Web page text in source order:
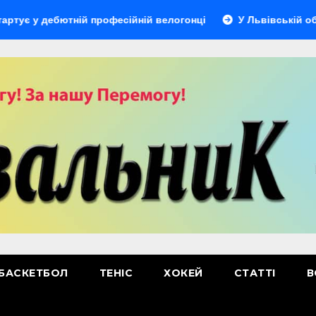
професійній велогонці У Львівській області
ТЕНІС ХОКЕЙ СТАТТІ